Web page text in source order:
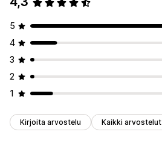
5
4
3
2
1
Kirjoita arvostelu Kaikki arvostelut